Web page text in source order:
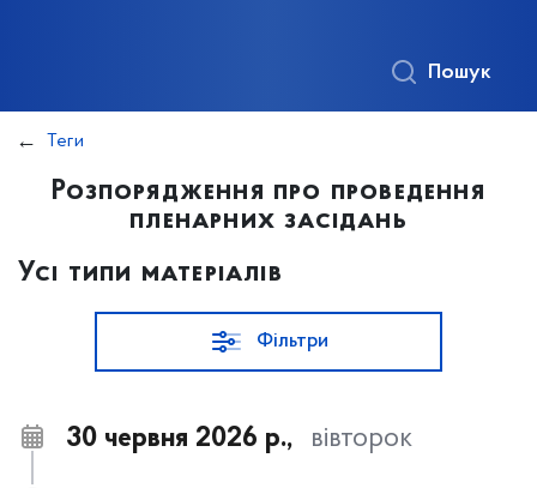
Пошук
Теги
Розпорядження про проведення
пленарних засідань
Усі типи матеріалів
Фільтри
30 червня 2026 р., вівторок